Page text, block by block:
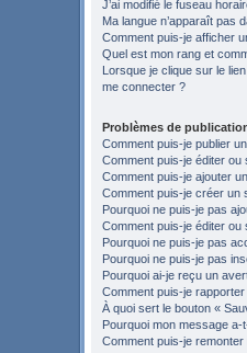
J’ai modifié le fuseau
Ma langue n’apparaît pas
Comment puis-je afficher
Quel est mon rang et
Lorsque je clique sur le
me connecter ?
Problèmes de
Comment puis-je publier
Comment puis-je éditer
Comment puis-je ajouter
Comment puis-je créer un
Pourquoi ne puis-je pas
Comment puis-je éditer
Pourquoi ne puis-je pas
Pourquoi ne puis-je pas
Pourquoi ai-je reçu un
Comment puis-je
À quoi sert le bouton «
Pourquoi mon message a-
Comment puis-je